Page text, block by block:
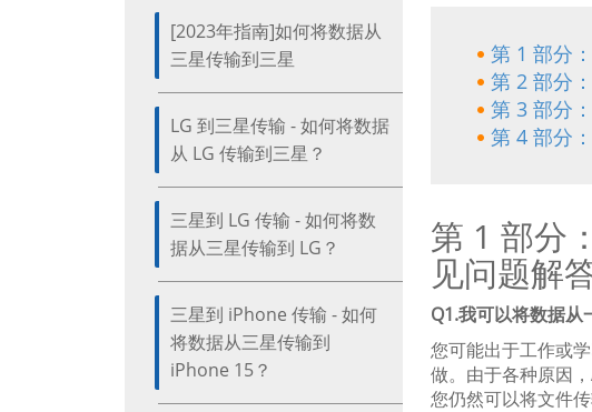
[2023年指南]如何将数据从
三星传输到三星
LG 到三星传输 - 如何将数据
从 LG 传输到三星？
三星到 LG 传输 - 如何将数
据从三星传输到 LG？
三星到 iPhone 传输 - 如何
将数据从三星传输到
iPhone 15？
第 1 部分
第 2 部分
第 3 部分
第 4 部分
第 1 部分
见问题解
Q1.我可以将数据从
您可能出于工作或
做。由于各种原因
您仍然可以将文件